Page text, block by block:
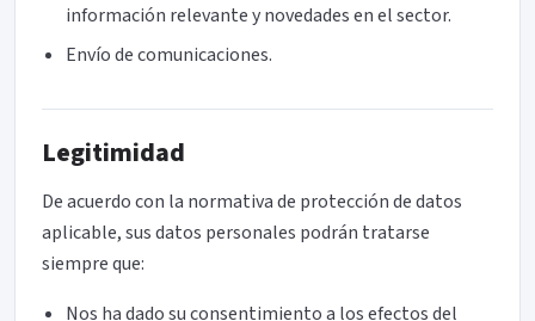
información relevante y novedades en el sector.
Envío de comunicaciones.
Legitimidad
De acuerdo con la normativa de protección de datos
aplicable, sus datos personales podrán tratarse
siempre que:
Nos ha dado su consentimiento a los efectos del